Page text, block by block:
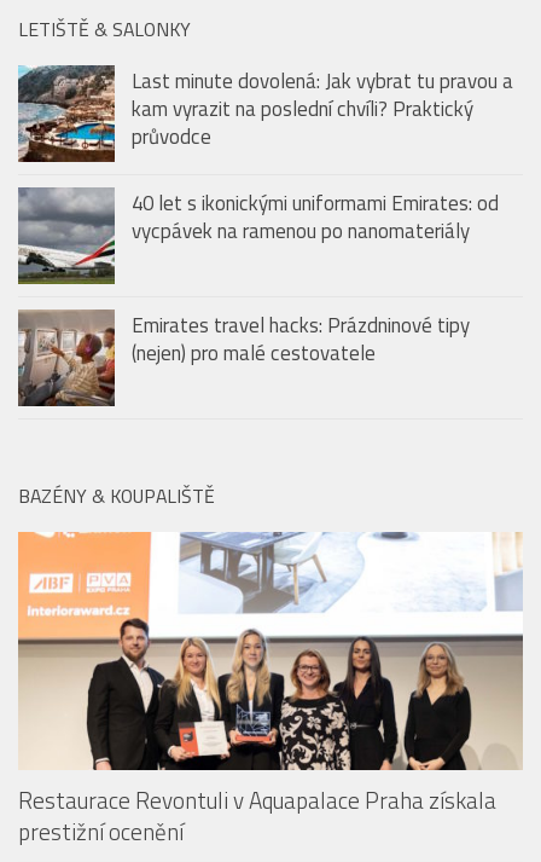
LETIŠTĚ & SALONKY
Last minute dovolená: Jak vybrat tu pravou a
kam vyrazit na poslední chvíli? Praktický
průvodce
40 let s ikonickými uniformami Emirates: od
vycpávek na ramenou po nanomateriály
Emirates travel hacks: Prázdninové tipy
(nejen) pro malé cestovatele
BAZÉNY & KOUPALIŠTĚ
Restaurace Revontuli v Aquapalace Praha získala
prestižní ocenění